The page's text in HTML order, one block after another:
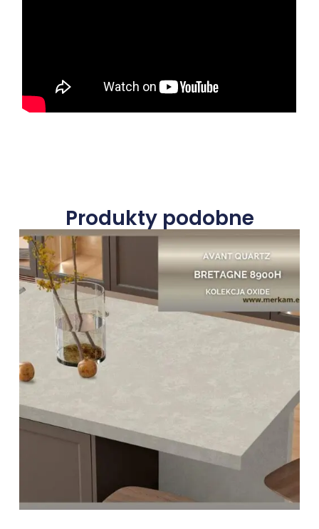
Produkty podobne